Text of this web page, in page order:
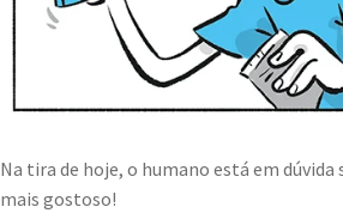
Na tira de hoje, o humano está em
mais gostoso!